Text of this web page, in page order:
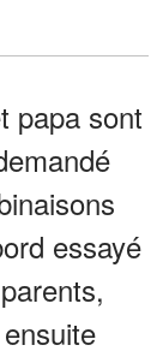
papa sont
essayé